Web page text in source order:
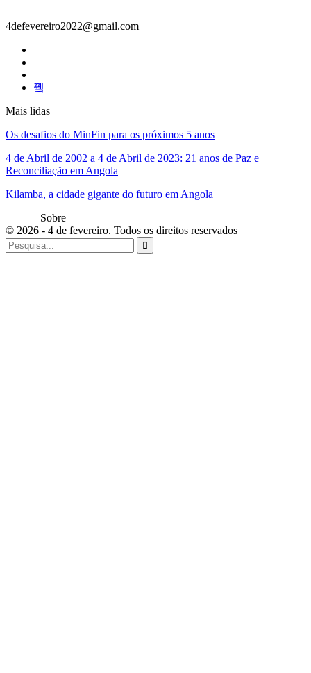
4defevereiro2022@gmail.com
Mais lidas
Os desafios do MinFin para os próximos 5 anos
4 de Abril de 2002 a 4 de Abril de 2023: 21 anos de Paz e
Reconciliação em Angola
Kilamba, a cidade gigante do futuro em Angola
Sobre
© 2026 - 4 de fevereiro. Todos os direitos reservados